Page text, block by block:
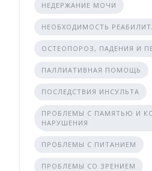
НЕДЕРЖАНИЕ МОЧИ
НЕОБХОДИМОСТЬ
ОСТЕОПОРОЗ, ПАДЕНИЯ И
ПАЛЛИАТИВНАЯ ПОМОЩЬ
ПОСЛЕДСТВИЯ ИНСУЛЬТА
ПРОБЛЕМЫ С ПАМЯТЬЮ И
НАРУШЕНИЯ
ПРОБЛЕМЫ С ПИТАНИЕМ
ПРОБЛЕМЫ СО ЗРЕНИЕМ